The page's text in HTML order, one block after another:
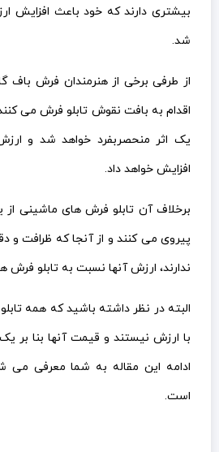
بیشتری دارند که خود باعث افزایش
شد.
از طرفی برخی از هنرمندان فرش باف
اقدام به بافت نقوش تابلو فرش می
یک اثر منحصربفرد خواهد شد و
افزایش خواهد داد.
برخلاف آن تابلو فرش های ماشینی
پیروی می کنند و از آنجا که ظرافت
ندارند، ارزش آنها نسبت به تابلو
البته در نظر داشته باشید که همه
با ارزش نیستند و قیمت آنها بنا بر
ادامه این مقاله به شما معرفی می
است.